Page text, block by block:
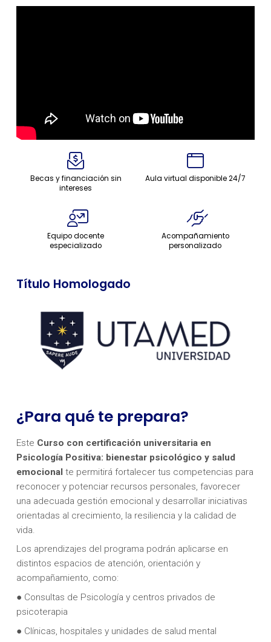
Becas y financiación sin
intereses
Aula virtual disponible 24/7
Equipo docente
especializado
Acompañamiento
personalizado
Título Homologado
¿Para qué te prepara?
Este Curso con certificación universitaria en
Psicología Positiva: bienestar psicológico y salud
emocionalte permitirá fortalecer tus competencias para
reconocer y potenciar recursos personales, favorecer
una adecuada gestión emocional y desarrollar iniciativas
orientadas al crecimiento, la resiliencia y la calidad de
vida.
Los aprendizajes del programa podrán aplicarse en
distintos espacios de atención, orientación y
acompañamiento, como:
● Consultas de Psicología y centros privados de
psicoterapia
● Clínicas, hospitales y unidades de salud mental